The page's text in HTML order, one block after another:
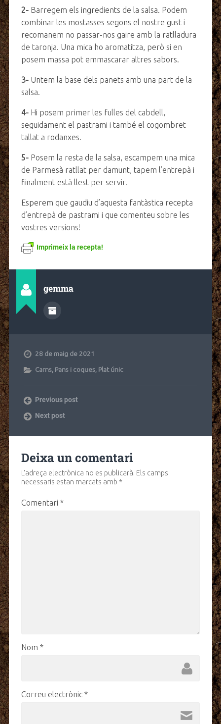
2-Barregem els ingredients de la salsa. Podem
combinar les mostasses segons el nostre gust i
recomanem no passar-nos gaire amb la ratlladura
de taronja. Una mica ho aromatitza, però si en
posem massa pot emmascarar altres sabors.
3-Untem la base dels panets amb una part de la
salsa.
4-Hi posem primer les fulles del cabdell,
seguidament el pastrami i també el cogombret
tallat a rodanxes.
5-Posem la resta de la salsa, escampem una mica
de Parmesà ratllat per damunt, tapem l’entrepà i
finalment està llest per servir.
Esperem que gaudiu d’aquesta fantàstica recepta
d’entrepà de pastrami i que comenteu sobre les
vostres versions!
Imprimeix la recepta!
gemma
28 de maig de 2021
Carns, Pans i coques, Plat únic
Previous post
Next post
Deixa un comentari
L'adreça electrònica no es publicarà. Els camps
necessaris estan marcats amb *
Comentari *
Nom *
Correu electrònic *